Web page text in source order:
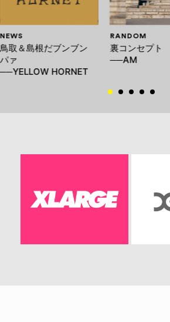
NEWS
鳥取＆島根だブンブン
パァ
──YELLOW HORNET
RANDOM
裏コンセプト
──AM